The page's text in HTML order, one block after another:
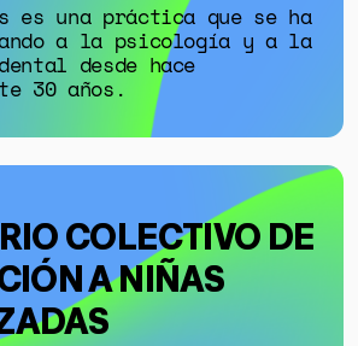
es una práctica que se ha
a la psicología y a la
desde hace
30 años.
COLECTIVO DE
A NIÑAS